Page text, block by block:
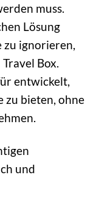
muss.
Lösung
ignorieren,
Box.
entwickelt,
zu bieten, ohne
und